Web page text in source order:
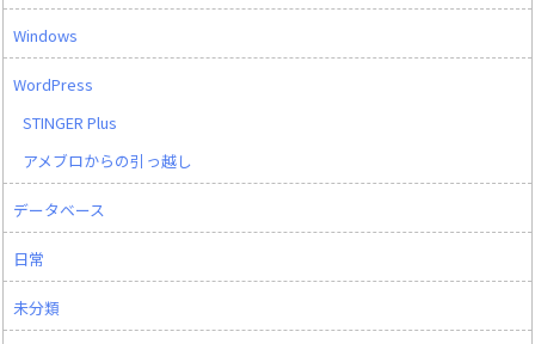
Windows
WordPress
STINGER Plus
アメブロからの引っ越し
データベース
日常
未分類